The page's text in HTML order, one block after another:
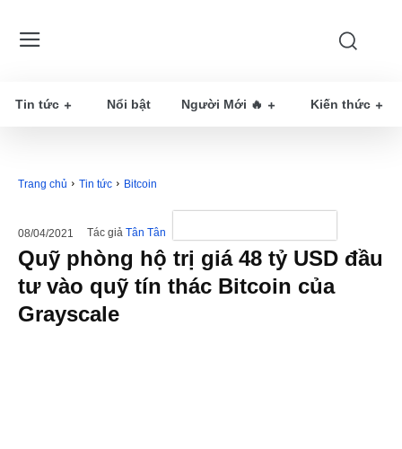
Tin tức Nổi bật Người Mới 🔥 Kiến thức
Trang chủ Tin tức Bitcoin
08/04/2021 Tác giả Tân Tân
Quỹ phòng hộ trị giá 48 tỷ USD đầu
tư vào quỹ tín thác Bitcoin của
Grayscale